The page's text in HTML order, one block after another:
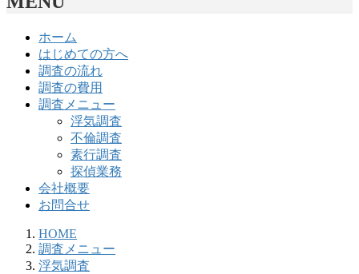
ホーム
はじめての方へ
調査の流れ
調査の費用
調査メニュー
浮気調査
不倫調査
素行調査
探偵業務
会社概要
お問合せ
HOME
調査メニュー
浮気調査